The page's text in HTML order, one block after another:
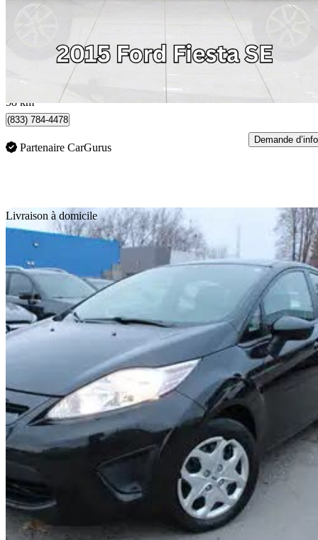
6 488 $
114 $/mois env.
Concord, ON
58 km
(833) 784-4478
Partenaire CarGurus
Demande d’info
Livraison à domicile
2013 Ford Fiesta
SE Hatchback 157 400 km
6 458 $ Affaire
114 $/mois env.